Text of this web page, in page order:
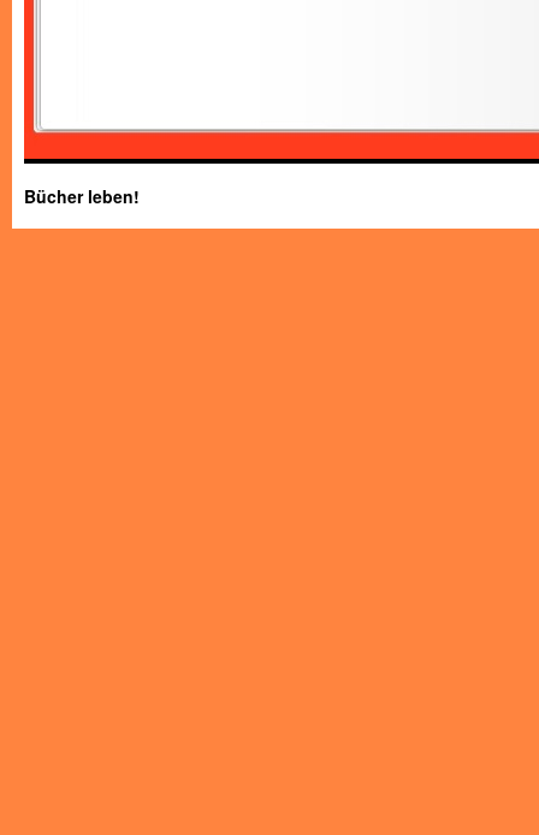
Bücher leben!